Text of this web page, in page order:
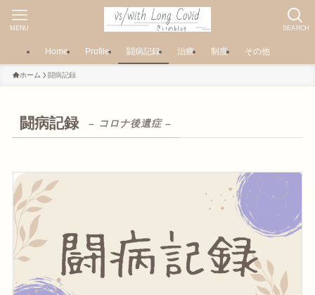
SEARCH
MENU
Home Profile 闘病記録 治療 制度 その他
ホーム 闘病記録
闘病記録 – コロナ後遺症 –